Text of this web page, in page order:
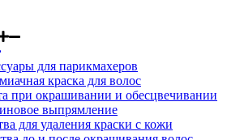
для парикмахеров
краска для волос
при окрашивании и обесцвечивании
выпрямление
для удаления краски с кожи